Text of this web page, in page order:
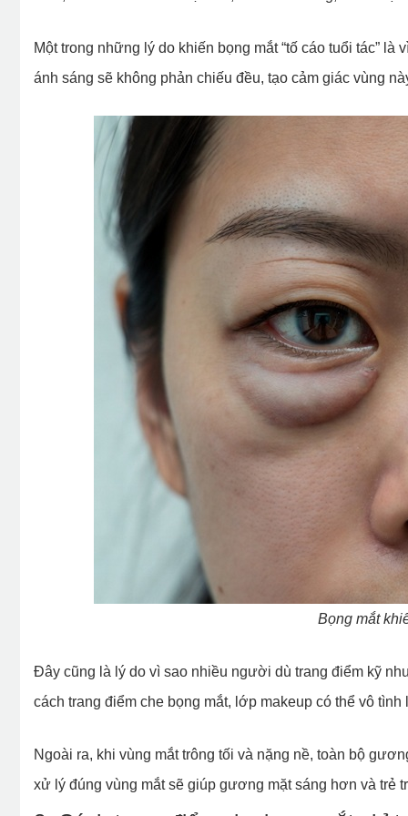
Một trong những lý do khiến bọng mắt “tố cáo tuổi tác”
ánh sáng sẽ không phản chiếu đều, tạo cảm giác vùng
Bọng mắt
Đây cũng là lý do vì sao nhiều người dù trang điểm kỹ
cách trang điểm che bọng mắt, lớp makeup có thể vô
Ngoài ra, khi vùng mắt trông tối và nặng nề, toàn bộ
xử lý đúng vùng mắt sẽ giúp gương mặt sáng hơn và trẻ